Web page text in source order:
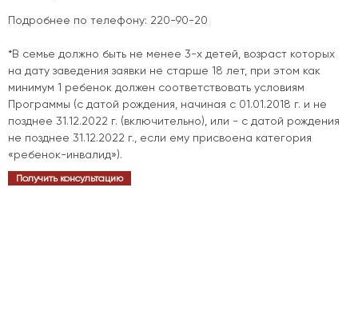
Подробнее по телефону: 220-90-20
*В семье должно быть не менее 3-х детей, возраст которых
на дату заведения заявки не старше 18 лет, при этом как
минимум 1 ребенок должен соответствовать условиям
Программы (с датой рождения, начиная с 01.01.2018 г. и не
позднее 31.12.2022 г. (включительно), или - с датой рождения
не позднее 31.12.2022 г., если ему присвоена категория
«ребенок-инвалид»).
Получить консультацию